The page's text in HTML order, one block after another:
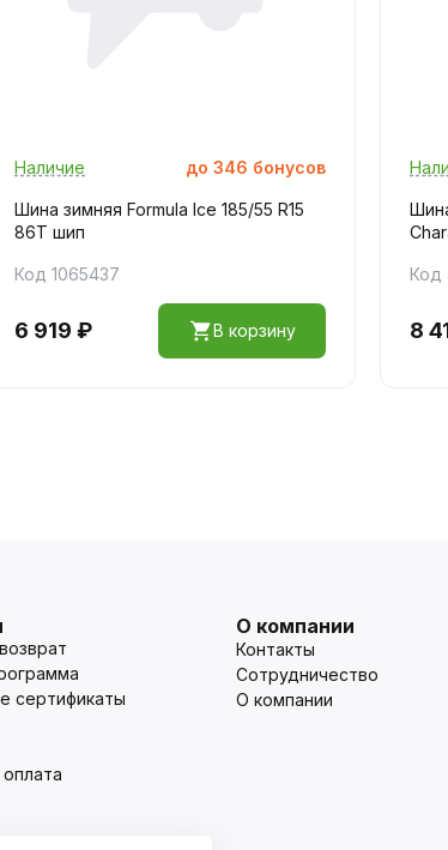
Наличие до 346 бонусов
Шина зимняя Formula Ice 185/55 R15
86T шип
Код 1065437
6 919 ₽ В корзину
Код
8
сертификаты
О компании
Контакты
Сотрудничество
О компании